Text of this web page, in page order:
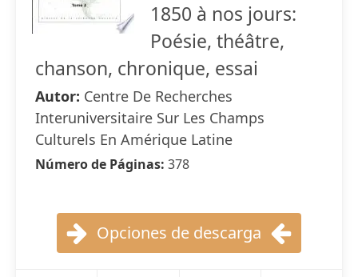
1850 à nos jours:
Poésie, théâtre,
chanson, chronique, essai
Autor: Centre De Recherches
Interuniversitaire Sur Les Champs
Culturels En Amérique Latine
Número de Páginas: 378
Opciones de descarga